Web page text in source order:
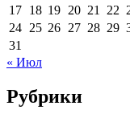
17 18 19 20 21 22
24 25 26 27 28 29
31
« Июл
Рубрики